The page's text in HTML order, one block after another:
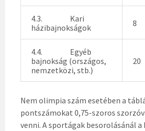
4.3. Kari
házibajnokságok
8
4.4. Egyéb
bajnokság (országos,
nemzetközi, stb.)
20
Nem olimpia szám esetében a
pontszámokat 0,75-szoros
venni. A sportágak besorolásánál a